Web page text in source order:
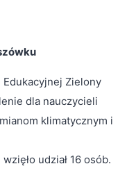
Zielony
dla nauczycieli
klimatycznym i
udział 16 osób.